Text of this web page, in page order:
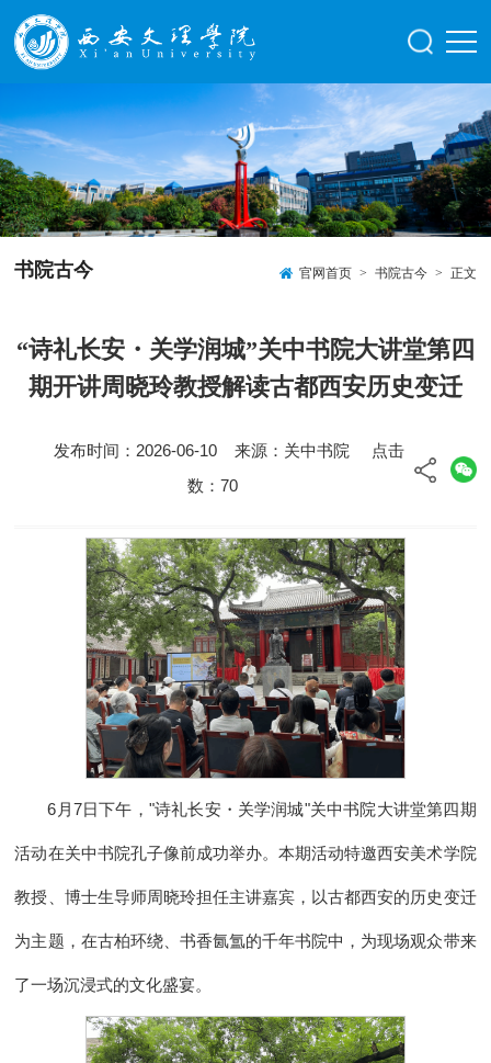
书院古今 官网首页 > 书院古今 > 正文
“诗礼长安・关学润城”关中书院大讲堂第四
期开讲周晓玲教授解读古都西安历史变迁
发布时间：2026-06-10 来源：关中书院 点击
数： 70
6月7日下午，"诗礼长安・关学润城"关中书院大讲堂第四期
活动在关中书院孔子像前成功举办。本期活动特邀西安美术学院
教授、博士生导师周晓玲担任主讲嘉宾，以古都西安的历史变迁
为主题，在古柏环绕、书香氤氲的千年书院中，为现场观众带来
了一场沉浸式的文化盛宴。